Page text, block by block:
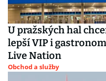
U pražských hal
lepší VIP i
Live Nation
Obchod a služby